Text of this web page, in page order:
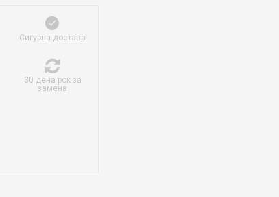
Сигурна достава
30 дена рок за
замена